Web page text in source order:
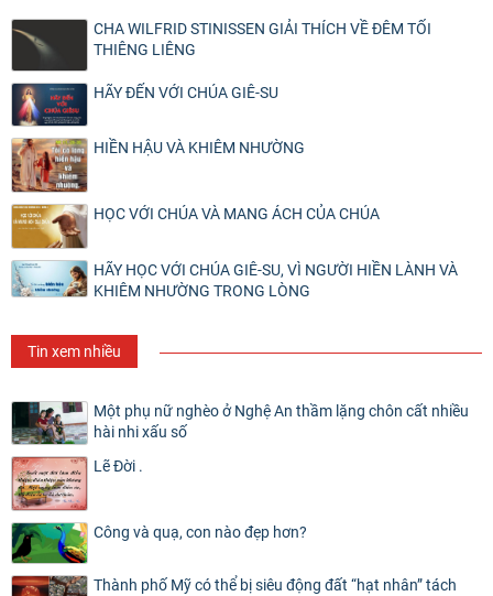
CHA WILFRID STINISSEN GIẢI THÍCH VỀ ĐÊM TỐI
THIÊNG LIÊNG
HÃY ĐẾN VỚI CHÚA GIÊ-SU
HIỀN HẬU VÀ KHIÊM NHƯỜNG
HỌC VỚI CHÚA VÀ MANG ÁCH CỦA CHÚA
HÃY HỌC VỚI CHÚA GIÊ-SU, VÌ NGƯỜI HIỀN LÀNH VÀ
KHIÊM NHƯỜNG TRONG LÒNG
Tin xem nhiều
Một phụ nữ nghèo ở Nghệ An thầm lặng chôn cất nhiều
hài nhi xấu số
Lẽ Đời .
Công và quạ, con nào đẹp hơn?
Thành phố Mỹ có thể bị siêu động đất “hạt nhân” tách